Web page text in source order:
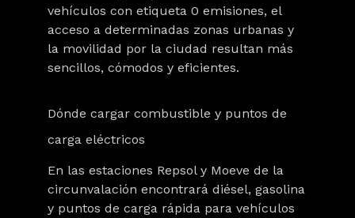
vehículos con etiqueta 0 emisiones, el
acceso a determinadas zonas urbanas y
la movilidad por la ciudad resultan más
sencillos, cómodos y eficientes.
Dónde cargar combustible y puntos de
carga eléctricos
En las estaciones Repsol y Moeve de la
circunvalación encontrará diésel, gasolina
y puntos de carga rápida para vehículos